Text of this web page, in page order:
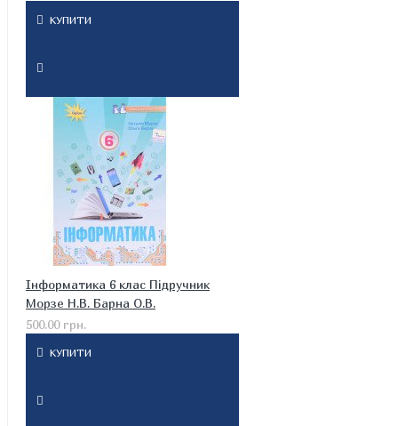
КУПИТИ
Інформатика 6 клас Підручник
Морзе Н.В. Барна О.В.
500.00 грн.
КУПИТИ